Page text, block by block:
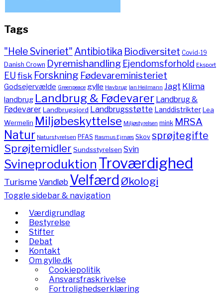
Tags
"Hele Svineriet" Antibiotika Biodiversitet Covid-19
Danish Crown Dyremishandling Ejendomsforhold Eksport
EUfisk Forskning Fødevareministeriet
Godsejervælde Greenpeace gylle Havbrug Ian Heilmann Jagt Klima
landbrug Landbrug & Fødevarer Landbrug &
FødevarerLandbrugsjord Landbrugsstøtte LanddistrikterLea
Wermelin Miljøbeskyttelse Miljøstyrelsen mink MRSA
Natur Naturstyrelsen PFAS Rasmus Ejrnæs Skov sprøjtegifte
Sprøjtemidler Sundsstyrelsen Svin
Svineproduktion Troværdighed
TurismeVandløb Velfærd Økologi
Toggle sidebar & navigation
Værdigrundlag
Bestyrelse
Stifter
Debat
Kontakt
Om gylle.dk
Cookiepolitik
Ansvarsfraskrivelse
Fortrolighedserklæring